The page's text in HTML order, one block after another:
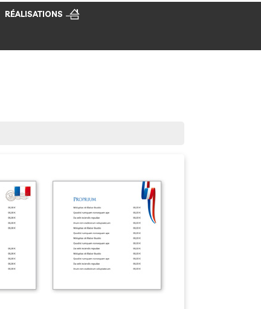
RÉALISATIONS